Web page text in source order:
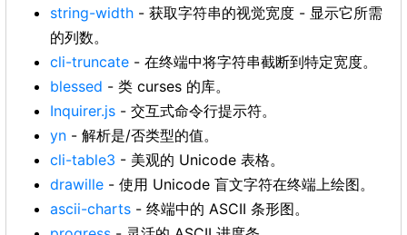
string-width - 获取字符串的视觉宽度 - 显示它所需
的列数。
cli-truncate - 在终端中将字符串截断到特定宽度。
blessed - 类 curses 的库。
Inquirer.js - 交互式命令行提示符。
yn - 解析是/否类型的值。
cli-table3 - 美观的 Unicode 表格。
drawille - 使用 Unicode 盲文字符在终端上绘图。
ascii-charts - 终端中的 ASCII 条形图。